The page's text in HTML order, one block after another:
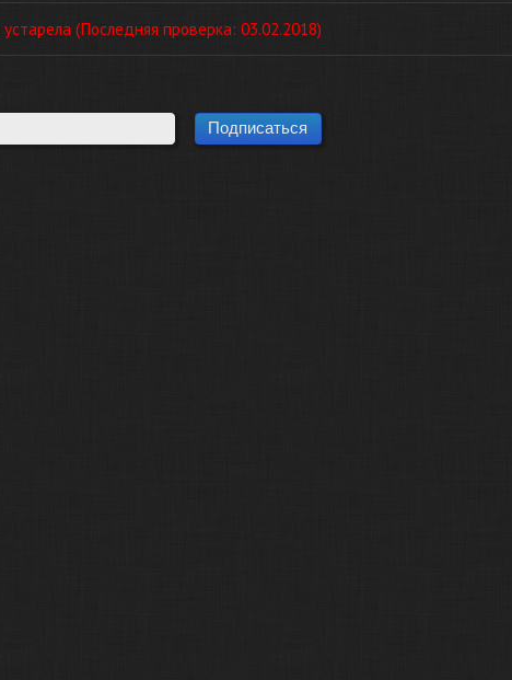
(Последняя проверка: 03.02.2018)